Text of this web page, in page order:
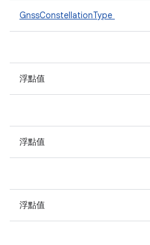
GnssConstellationType
浮點值
浮點值
浮點值